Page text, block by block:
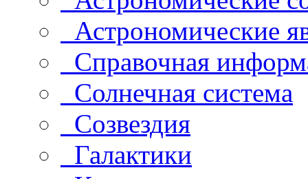
Астрономические
Справочная
Солнечная система
Созвездия
Галактики